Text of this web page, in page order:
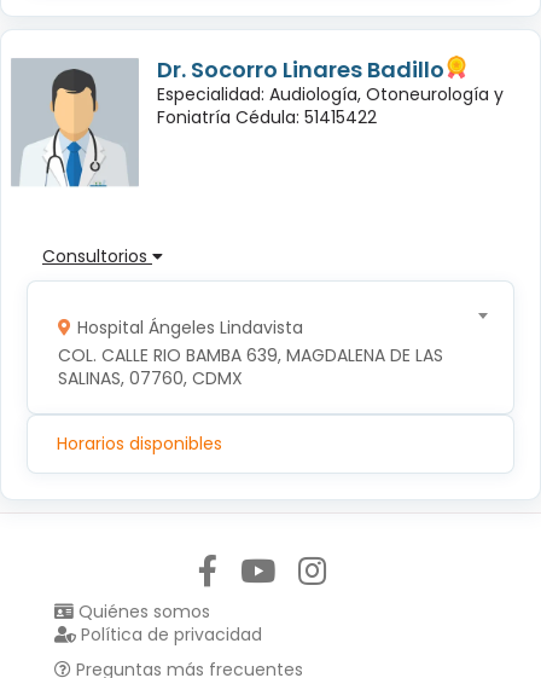
Dr. Socorro Linares Badillo
Especialidad: Audiología, Otoneurología y
Foniatría Cédula: 51415422
Consultorios
Hospital Ángeles Lindavista
COL. CALLE RIO BAMBA 639, MAGDALENA DE LAS
SALINAS, 07760, CDMX
Horarios disponibles
Quiénes somos
Política de privacidad
Preguntas más frecuentes